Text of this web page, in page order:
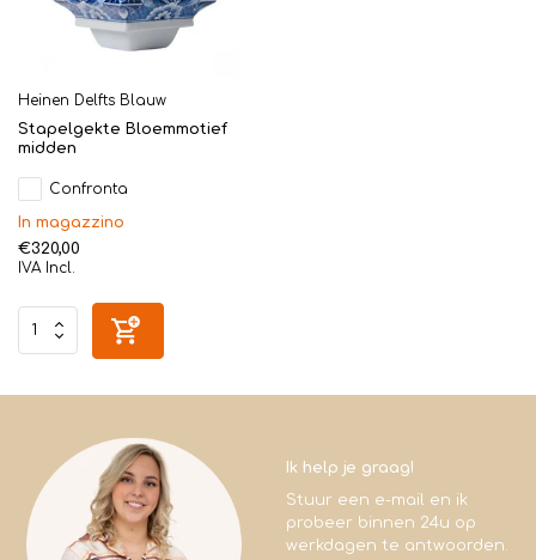
Heinen Delfts Blauw
Stapelgekte Bloemmotief
midden
Confronta
In magazzino
€320,00
IVA Incl.
Ik help je graag!
Stuur een e-mail en ik
probeer binnen 24u op
werkdagen te antwoorden.